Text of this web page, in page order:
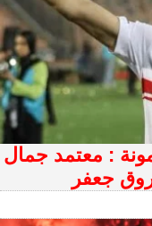
: معتمد جمال
جعفر